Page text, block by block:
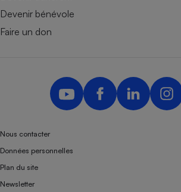
Devenir bénévole
Faire un don
Nous contacter
Données personnelles
Plan du site
Newsletter